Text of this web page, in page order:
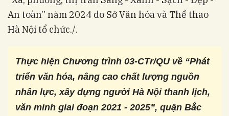
An toàn” năm 2024 do Sở Văn hóa và Thể thao
Hà Nội tổ chức./.
Thực hiện Chương trình 03-CTr/QU về “Phát
triển văn hóa, nâng cao chất lượng nguồn
nhân lực, xây dựng người Hà Nội thanh lịch,
văn minh giai đoạn 2021 - 2025”, quận Bắc